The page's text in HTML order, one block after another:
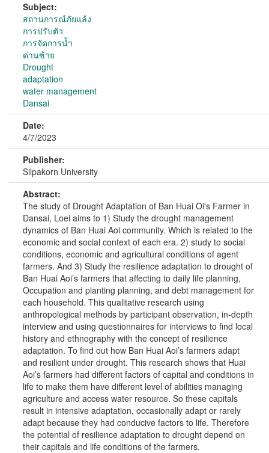
Subject:
สถานการณ์ภัยแล้ง
การปรับตัว
การจัดการน้ำ
ด่านซ้าย
Drought
adaptation
water management
Dansai
Date:
4/7/2023
Publisher:
Silpakorn University
Abstract:
The study of Drought Adaptation of Ban Huai Oi's Farmer in
Dansai, Loei aims to 1) Study the drought management
dynamics of Ban Huai Aoi community. Which is related to the
economic and social context of each era. 2) study to social
conditions, economic and agricultural conditions of agent
farmers. And 3) Study the resilience adaptation to drought of
Ban Huai Aoi’s farmers that affecting to daily life planning,
Occupation and planting planning, and debt management for
each household. This qualitative research using
anthropological methods by participant observation, in-depth
interview and using questionnaires for interviews to find local
history and ethnography with the concept of resilience
adaptation. To find out how Ban Huai Aoi’s farmers adapt
and resilient under drought. This research shows that Huai
Aoi’s farmers had different factors of capital and conditions in
life to make them have different level of abilities managing
agriculture and access water resource. So these capitals
result in intensive adaptation, occasionally adapt or rarely
adapt because they had conducive factors to life. Therefore
the potential of resilience adaptation to drought depend on
their capitals and life conditions of the farmers.